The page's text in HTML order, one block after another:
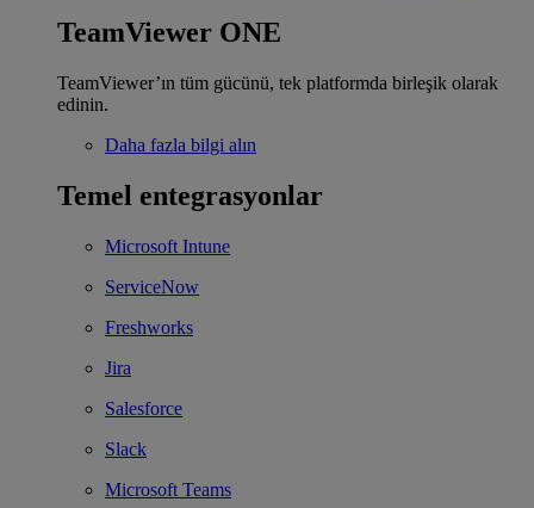
TeamViewer ONE
TeamViewer’ın tüm gücünü, tek platformda birleşik olarak
edinin.
Daha fazla bilgi alın
Temel entegrasyonlar
Microsoft Intune
ServiceNow
Freshworks
Jira
Salesforce
Slack
Microsoft Teams